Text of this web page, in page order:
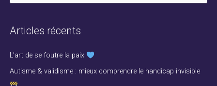
h
Articles récents
L’art de se foutre la paix
Autisme & validisme : mieux comprendre le handicap invisible